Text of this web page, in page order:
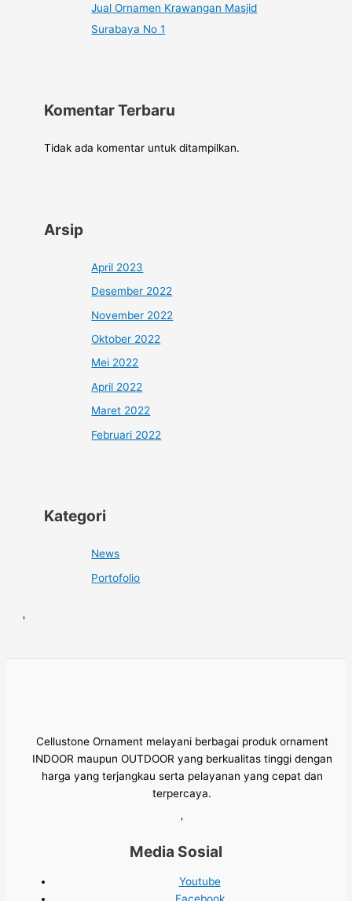
Jual Ornamen Krawangan Masjid
Surabaya No 1
Komentar Terbaru
Tidak ada komentar untuk ditampilkan.
Arsip
April 2023
Desember 2022
November 2022
Oktober 2022
Mei 2022
April 2022
Maret 2022
Februari 2022
Kategori
News
Portofolio
'
Cellustone Ornament melayani berbagai produk ornament
INDOOR maupun OUTDOOR yang berkualitas tinggi dengan
harga yang terjangkau serta pelayanan yang cepat dan
terpercaya.
'
Media Sosial
Youtube